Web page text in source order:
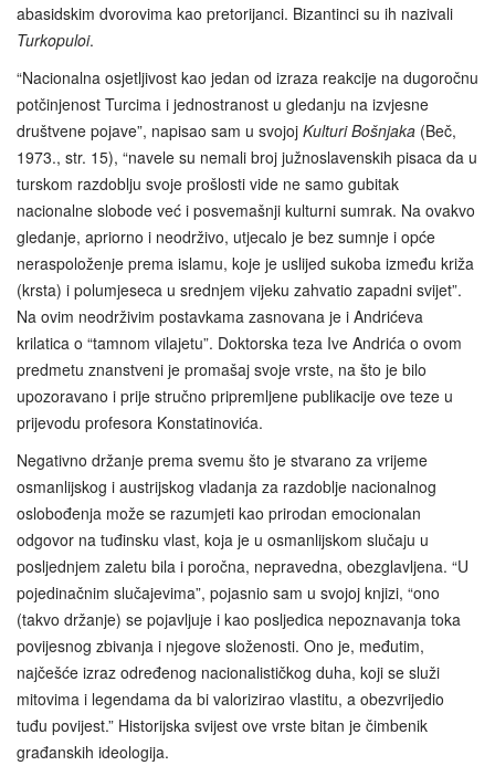
abasidskim dvorovima kao pretorijanci. Bizantinci su ih nazivali
Turkopuloi.
“Nacionalna osjetljivost kao jedan od izraza reakcije na dugoročnu
potčinjenost Turcima i jednostranost u gledanju na izvjesne
društvene pojave”, napisao sam u svojoj Kulturi Bošnjaka (Beč,
1973., str. 15), “navele su nemali broj južnoslavenskih pisaca da u
turskom razdoblju svoje prošlosti vide ne samo gubitak
nacionalne slobode već i posvemašnji kulturni sumrak. Na ovakvo
gledanje, apriorno i neodrživo, utjecalo je bez sumnje i opće
neraspoloženje prema islamu, koje je uslijed sukoba između križa
(krsta) i polumjeseca u srednjem vijeku zahvatio zapadni svijet”.
Na ovim neodrživim postavkama zasnovana je i Andrićeva
krilatica o “tamnom vilajetu”. Doktorska teza Ive Andrića o ovom
predmetu znanstveni je promašaj svoje vrste, na što je bilo
upozoravano i prije stručno pripremljene publikacije ove teze u
prijevodu profesora Konstatinovića.
Negativno držanje prema svemu što je stvarano za vrijeme
osmanlijskog i austrijskog vladanja za razdoblje nacionalnog
oslobođenja može se razumjeti kao prirodan emocionalan
odgovor na tuđinsku vlast, koja je u osmanlijskom slučaju u
posljednjem zaletu bila i poročna, nepravedna, obezglavljena. “U
pojedinačnim slučajevima”, pojasnio sam u svojoj knjizi, “ono
(takvo držanje) se pojavljuje i kao posljedica nepoznavanja toka
povijesnog zbivanja i njegove složenosti. Ono je, međutim,
najčešće izraz određenog nacionalističkog duha, koji se služi
mitovima i legendama da bi valorizirao vlastitu, a obezvrijedio
tuđu povijest.” Historijska svijest ove vrste bitan je čimbenik
građanskih ideologija.